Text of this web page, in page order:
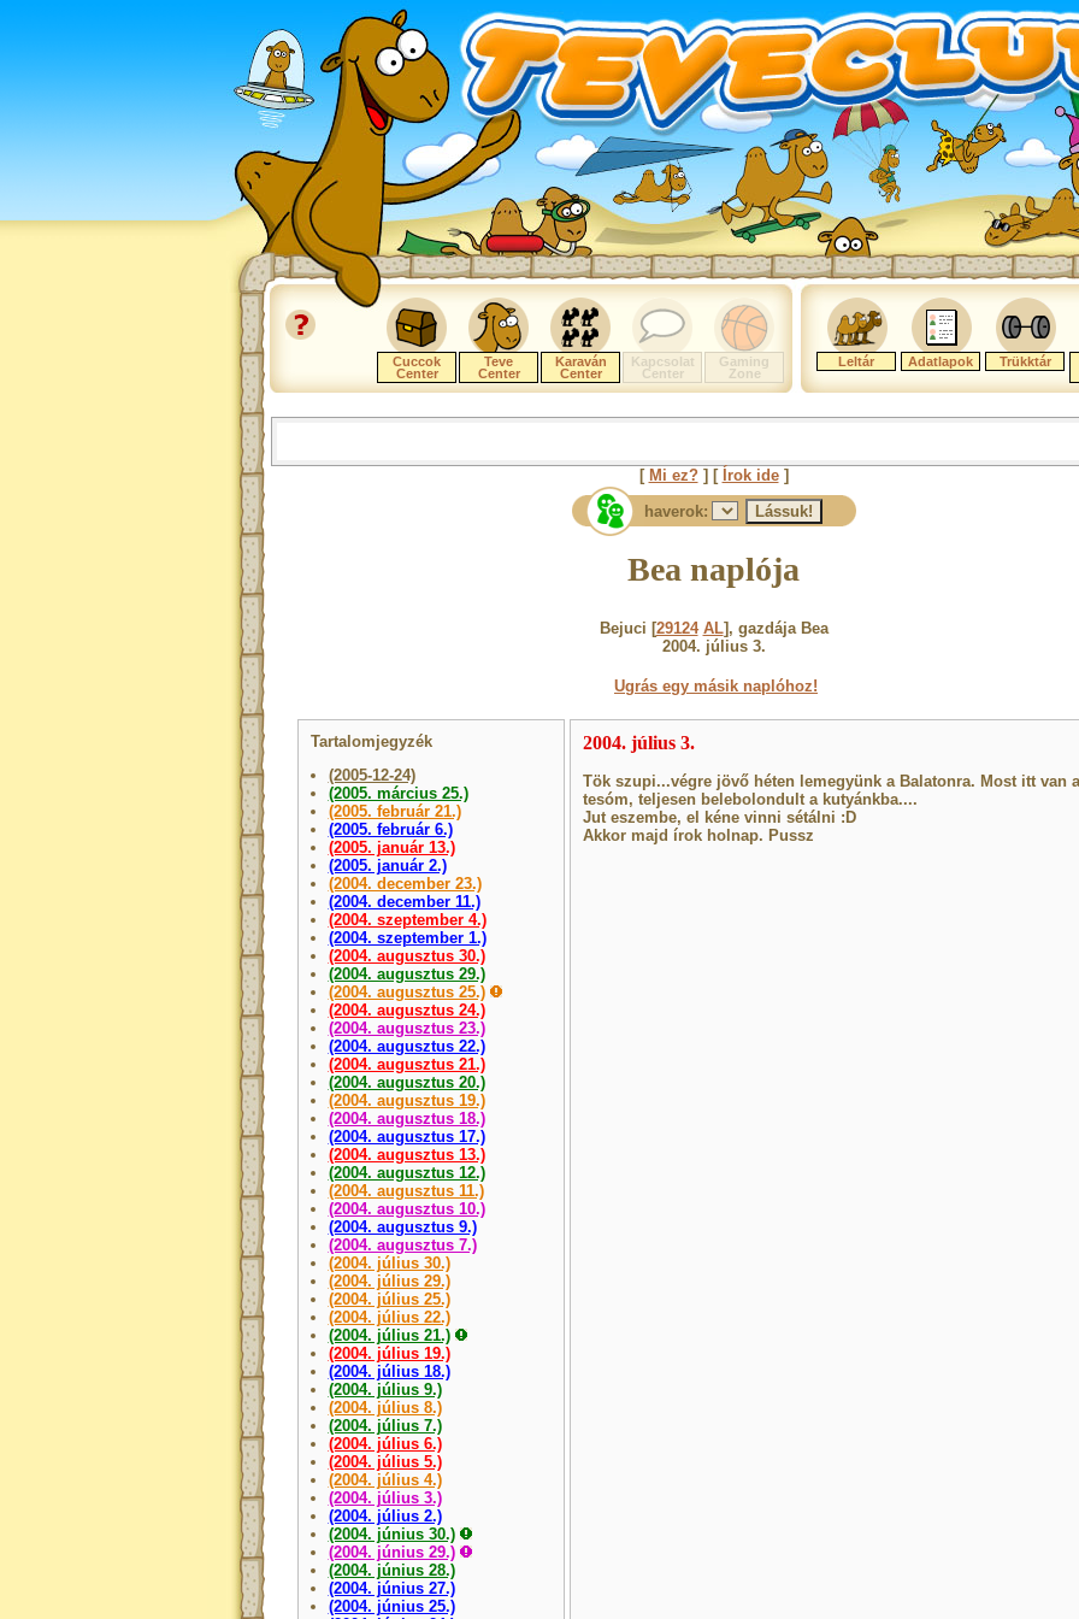
Cuccok
Center
Teve
Center
Karaván
Center
Kapcsolat
Center
Gaming
Zone
Leltár Adatlapok Trükktár
[ Mi ez?] [ Írok ide]
haverok:
Bea naplója
Bejuci [29124 AL], gazdája Bea
2004. július 3.
Ugrás egy másik naplóhoz!
Tartalomjegyzék
(2005-12-24)
(2005. március 25.)
(2005. február 21.)
(2005. február 6.)
(2005. január 13.)
(2005. január 2.)
(2004. december 23.)
(2004. december 11.)
(2004. szeptember 4.)
(2004. szeptember 1.)
(2004. augusztus 30.)
(2004. augusztus 29.)
(2004. augusztus 25.)
(2004. augusztus 24.)
(2004. augusztus 23.)
(2004. augusztus 22.)
(2004. augusztus 21.)
(2004. augusztus 20.)
(2004. augusztus 19.)
(2004. augusztus 18.)
(2004. augusztus 17.)
(2004. augusztus 13.)
(2004. augusztus 12.)
(2004. augusztus 11.)
(2004. augusztus 10.)
(2004. augusztus 9.)
(2004. augusztus 7.)
(2004. július 30.)
(2004. július 29.)
(2004. július 25.)
(2004. július 22.)
(2004. július 21.)
(2004. július 19.)
(2004. július 18.)
(2004. július 9.)
(2004. július 8.)
(2004. július 7.)
(2004. július 6.)
(2004. július 5.)
(2004. július 4.)
(2004. július 3.)
(2004. július 2.)
(2004. június 30.)
(2004. június 29.)
(2004. június 28.)
(2004. június 27.)
(2004. június 25.)
2004. július 3.
Tök szupi...végre jövő héten lemegyünk a Balatonra. Most itt van a
tesóm, teljesen belebolondult a kutyánkba....
Jut eszembe, el kéne vinni sétálni :D
Akkor majd írok holnap. Pussz